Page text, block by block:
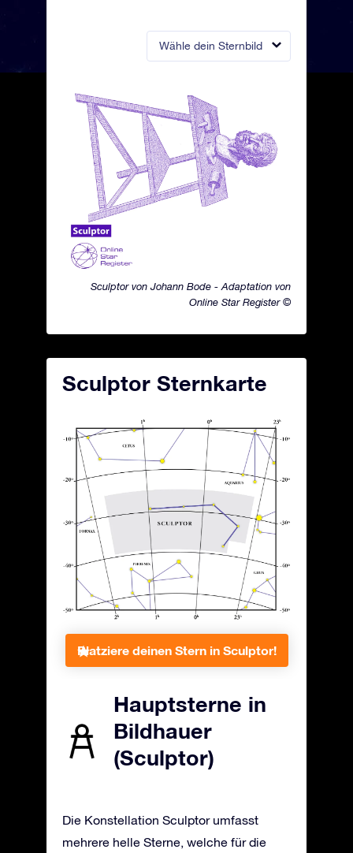
Wähle dein Sternbild
Sculptor von Johann Bode - Adaptation von
Online Star Register ©
Sculptor Sternkarte
Platziere deinen Stern in Sculptor!
Hauptsterne in
Bildhauer
(Sculptor)
Die Konstellation Sculptor umfasst
mehrere helle Sterne, welche für die